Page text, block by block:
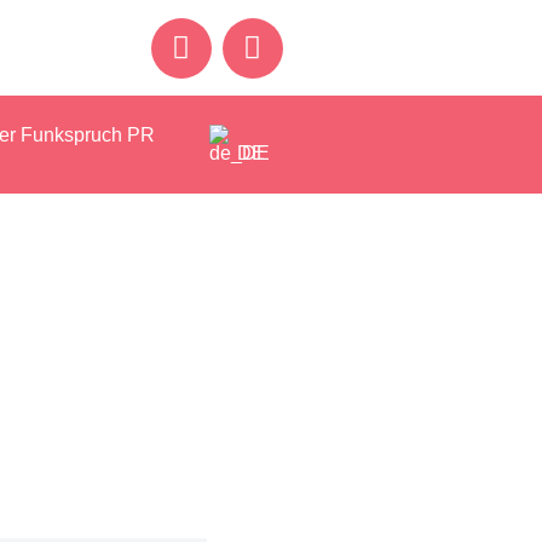
Funkspruch PR
DE